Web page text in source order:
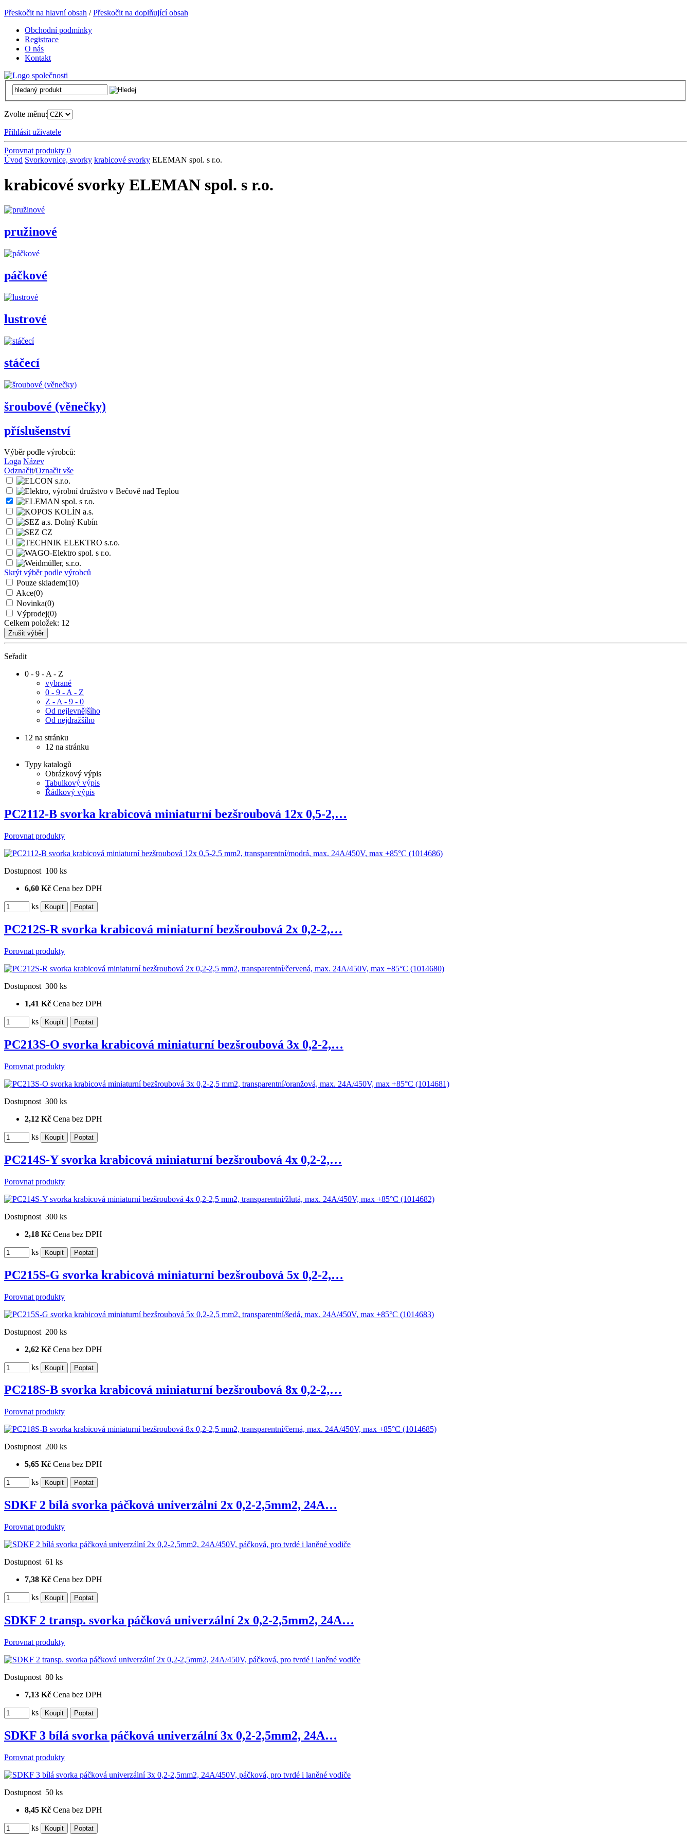
Přeskočit na hlavní obsah /Přeskočit na doplňující obsah
Obchodní podmínky
Registrace
O nás
Kontakt
Zvolte měnu:
Přihlásit uživatele
Porovnat produkty 0
Úvod Svorkovnice, svorky krabicové svorky ELEMAN spol. s r.o.
krabicové svorky ELEMAN spol. s r.o.
pružinové
páčkové
lustrové
stáčecí
šroubové (věnečky)
příslušenství
Výběr podle výrobců:
Loga Název
Odznačit/Označit vše
Skrýt výběr podle výrobců
Pouze skladem(10)
Akce(0)
Novinka(0)
Výprodej(0)
Celkem položek: 12
Seřadit
0 - 9 - A - Z
vybrané
0 - 9 - A - Z
Z - A - 9 - 0
Od nejlevnějšího
Od nejdražšího
12 na stránku
12 na stránku
Typy katalogů
Obrázkový výpis
Tabulkový výpis
Řádkový výpis
PC2112-B svorka krabicová miniaturní bezšroubová 12x 0,5-2,…
Porovnat produkty
Dostupnost 100 ks
6,60 Kč Cena bez DPH
ks
PC212S-R svorka krabicová miniaturní bezšroubová 2x 0,2-2,…
Porovnat produkty
Dostupnost 300 ks
1,41 Kč Cena bez DPH
ks
PC213S-O svorka krabicová miniaturní bezšroubová 3x 0,2-2,…
Porovnat produkty
Dostupnost 300 ks
2,12 Kč Cena bez DPH
ks
PC214S-Y svorka krabicová miniaturní bezšroubová 4x 0,2-2,…
Porovnat produkty
Dostupnost 300 ks
2,18 Kč Cena bez DPH
ks
PC215S-G svorka krabicová miniaturní bezšroubová 5x 0,2-2,…
Porovnat produkty
Dostupnost 200 ks
2,62 Kč Cena bez DPH
ks
PC218S-B svorka krabicová miniaturní bezšroubová 8x 0,2-2,…
Porovnat produkty
Dostupnost 200 ks
5,65 Kč Cena bez DPH
ks
SDKF 2 bílá svorka páčková univerzální 2x 0,2-2,5mm2, 24A…
Porovnat produkty
Dostupnost 61 ks
7,38 Kč Cena bez DPH
ks
SDKF 2 transp. svorka páčková univerzální 2x 0,2-2,5mm2, 24A…
Porovnat produkty
Dostupnost 80 ks
7,13 Kč Cena bez DPH
ks
SDKF 3 bílá svorka páčková univerzální 3x 0,2-2,5mm2, 24A…
Porovnat produkty
Dostupnost 50 ks
8,45 Kč Cena bez DPH
ks